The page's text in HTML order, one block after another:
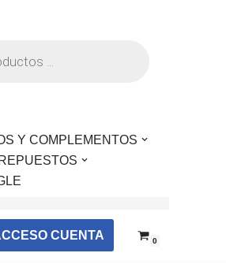
Y COMPLEMENTOS
CUENTA 0